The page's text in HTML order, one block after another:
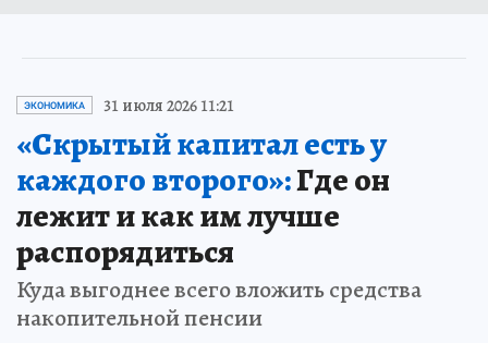
ЭКОНОМИКА 31 июля 2026 11:21
«Скрытый капитал есть у
каждого второго»:Где он
лежит и как им лучше
распорядиться
Куда выгоднее всего вложить средства
накопительной пенсии